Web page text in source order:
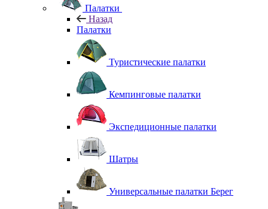
Палатки
Назад
Палатки
Туристические палатки
Кемпинговые палатки
Экспедиционные палатки
Шатры
Универсальные палатки Берег